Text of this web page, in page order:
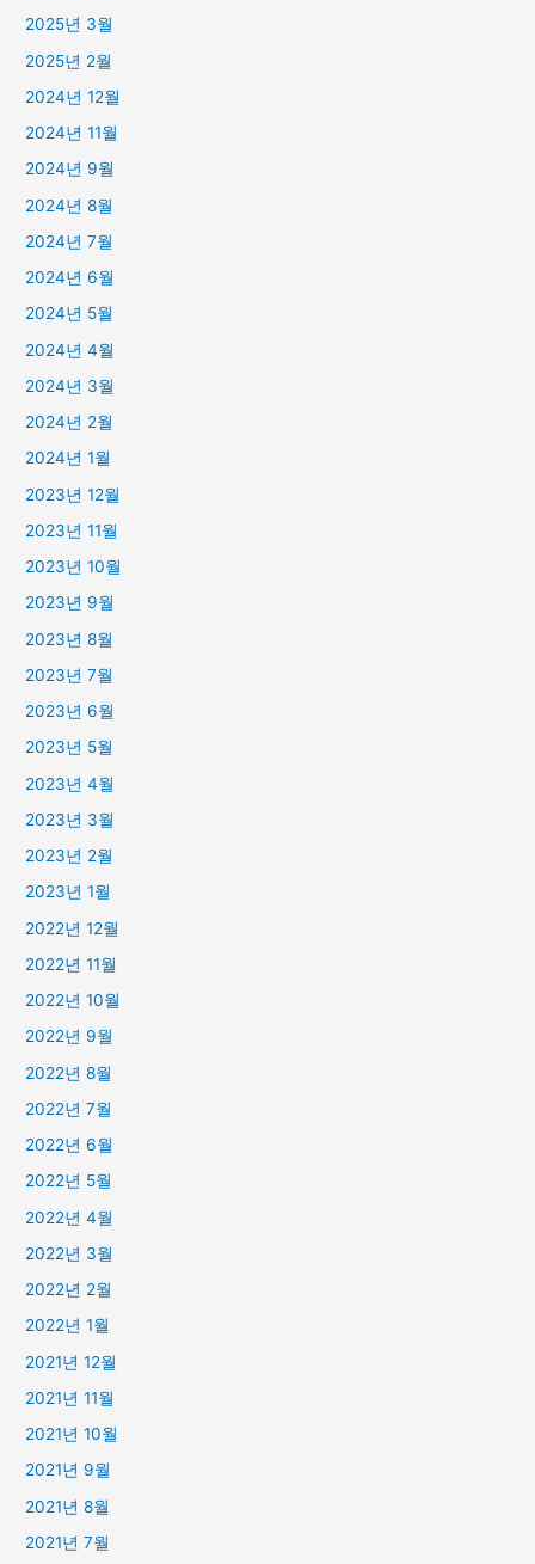
2025년 3월
2025년 2월
2024년 12월
2024년 11월
2024년 9월
2024년 8월
2024년 7월
2024년 6월
2024년 5월
2024년 4월
2024년 3월
2024년 2월
2024년 1월
2023년 12월
2023년 11월
2023년 10월
2023년 9월
2023년 8월
2023년 7월
2023년 6월
2023년 5월
2023년 4월
2023년 3월
2023년 2월
2023년 1월
2022년 12월
2022년 11월
2022년 10월
2022년 9월
2022년 8월
2022년 7월
2022년 6월
2022년 5월
2022년 4월
2022년 3월
2022년 2월
2022년 1월
2021년 12월
2021년 11월
2021년 10월
2021년 9월
2021년 8월
2021년 7월